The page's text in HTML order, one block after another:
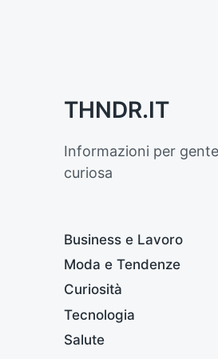
THNDR.IT
Informazioni per gente
curiosa
Business e Lavoro
Moda e Tendenze
Curiosità
Tecnologia
Salute